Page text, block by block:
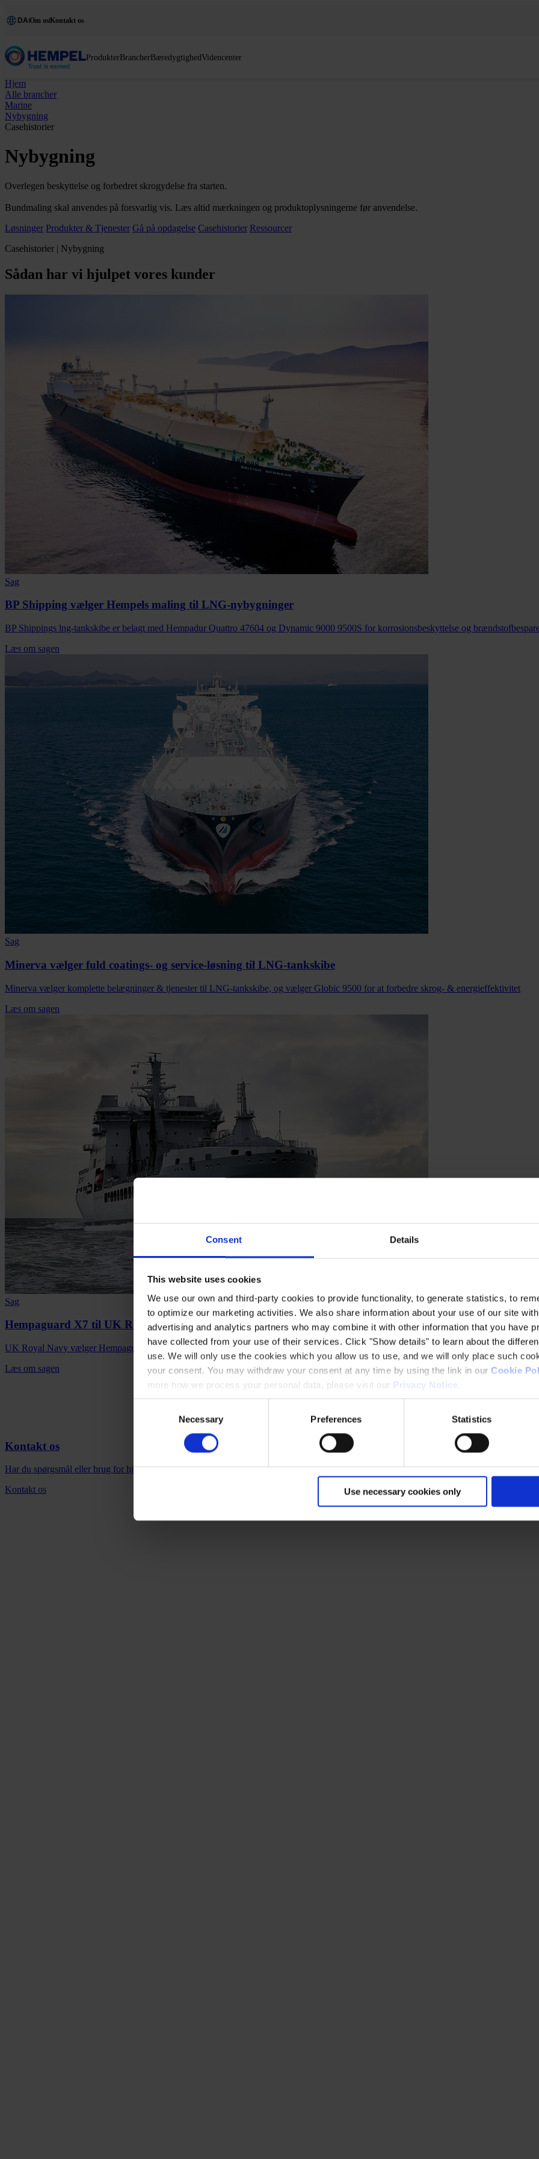
Consent Details
This website uses cookies
We use our own and third-party cookies to provide functionality, to generate statistics, to
to optimize our marketing activities. We also share information about your use of our site
advertising and analytics partners who may combine it with other information that you have
have collected from your use of their services. Click "Show details" to learn about the
use. We will only use the cookies which you allow us to use, and we will only place such
your consent. You may withdraw your consent at any time by using the link in our Cookie
more how we process your personal data, please visit our Privacy Notice
Necessary Preferences Statistics
Use necessary cookies only
DA Om osKontakt os
ProdukterBrancherBæredygtighedVidencenter
Hjem
Alle brancher
Marine
Nybygning
Casehistorier
Nybygning
Overlegen beskyttelse og forbedret skrogydelse fra starten.
Bundmaling skal anvendes på forsvarlig vis. Læs altid mærkningen og produktoplysningerne før anvendelse.
Løsninger Produkter & Tjenester Gå på opdagelse Casehistorier Ressourcer
Casehistorier | Nybygning
Sådan har vi hjulpet vores kunder
Sag
BP Shipping vælger Hempels maling til LNG-nybygninger
BP Shippings lng-tankskibe er belagt med Hempadur Quattro 47604 og Dynamic 9000 9500S for korrosionsbeskyttelse og
Læs om sagen
Sag
Minerva vælger fuld coatings- og service-løsning til LNG-tankskibe
Minerva vælger komplette belægninger & tjenester til LNG-tankskibe, og vælger Globic 9500 for at forbedre skrog- & energieffektivitet
Læs om sagen
Sag
Hempaguard X7 til UK Royal Navy's nybygge fartøjer
UK Royal Navy vælger Hempaguard X7 til nye fartøjer, hvilket sikrer toppræstation under alle vandforhold
Læs om sagen
Kontakt os
Har du spørgsmål eller brug for hjælp? Vores team er klar til at hjælpe. Kontakt os for support eller for at diskutere dine behov for maling.
Kontakt os